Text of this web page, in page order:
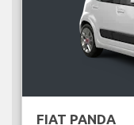
FIAT PANDA